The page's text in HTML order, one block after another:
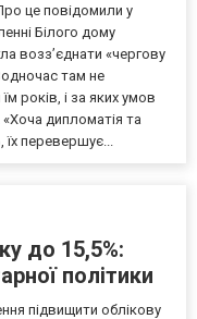
це повідомили у
Білого дому
возз’єднати «чергову
там не
років, і за яких умов
дипломатія та
перевершує...
до 15,5%:
політики
підвищити облікову